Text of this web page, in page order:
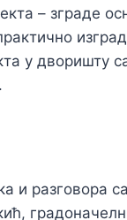
– зграде
у дворишту
и разговора